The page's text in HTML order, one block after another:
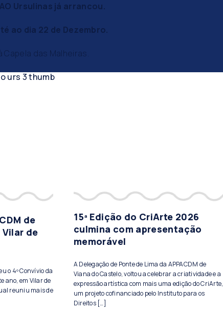
Ursulinas já arrancou.
ao dia 22 de Dezembro.
Capela das Malheiras.
de
de
o 4º Convívio da
ano, em Vilar de
reuniu mais de
15ª Edição do CriArte 2026
culmina com apresentação
memorável
A Delegação de Ponte de Lima da APPACDM de
Viana do Castelo, voltou a celebrar a criatividade e a
expressão artística com mais uma edição do CriArte,
um projeto cofinanciado pelo Instituto para os
Direitos […]